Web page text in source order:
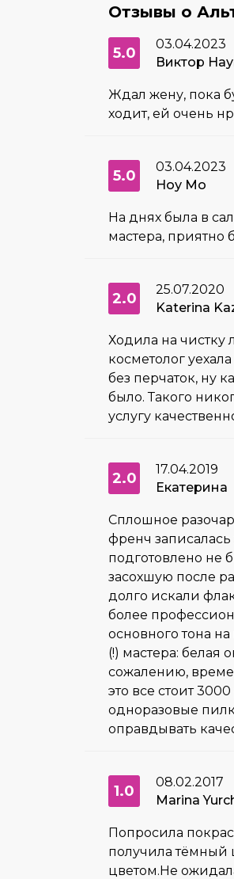
Отзывы о
5.0
03.04.2023
Виктор
Ждал жену, пока
ходит, ей очень
5.0
03.04.2023
Ноу Мо
На днях была в
мастера, приятно
2.0
25.07.2020
Katerina
Ходила на чистку
косметолог
без перчаток, ну
было. Такого
услугу
2.0
17.04.2019
Екатерина
Сплошное
френч
подготовлено не
засохшую после
долго искали
более
основного тона
(!) мастера: белая
сожалению,
это все стоит
одноразовые
оправдывать
1.0
08.02.2017
Marina
Попросила
получила тёмный
цветом.Не